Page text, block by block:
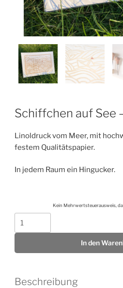
Schiffchen auf See
Linoldruck vom Meer, mit
festem Qualitätspapier.
In jedem Raum ein Hingucker.
Kein Mehrwertsteuerausweis,
Schiffchen
auf
-
Menge
In den
Beschreibung